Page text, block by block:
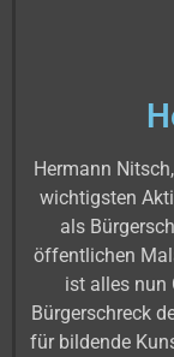
Hermann
wichtigsten
als
öffentlichen
ist alles nun
Bürgerschreck
für bildende